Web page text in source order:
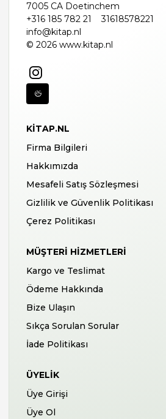
7005 CA Doetinchem
+316 185 782 21
31618578221
info@kitap.nl
© 2026 www.kitap.nl
KITAP.NL
Firma Bilgileri
Hakkımızda
Mesafeli Satış Sözleşmesi
Gizlilik ve Güvenlik Politikası
Çerez Politikası
MÜŞTERI HIZMETLERI
Kargo ve Teslimat
Ödeme Hakkında
Bize Ulaşın
Sıkça Sorulan Sorular
İade Politikası
ÜYELIK
Üye Girişi
Üye Ol